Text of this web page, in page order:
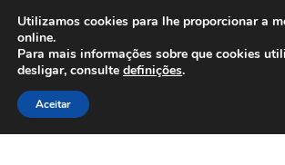
ENVIO a partir de 7
Seg-Sex, das 9h às 16h
Ir
para
a
Saltar
para
o
Utilizamos cookies para lhe proporcionar a
online.
Para mais informações sobre que cookies
desligar, consulte definições.
Aceitar